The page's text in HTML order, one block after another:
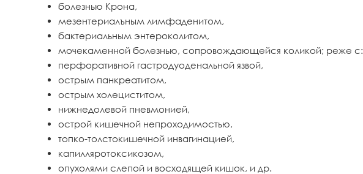
болезнью Крона,
мезентериалъным лимфаденитом,
бактериальным энтероколитом,
мочекаменной болезнью, сопровождающейся коликой; реже с:
перфоративной гастродуоденальной язвой,
острым панкреатитом,
острым холециститом,
нижнедолевой пневмонией,
острой кишечной непроходимостью,
топко-толстокишечной инвагинацией,
капилляротоксикозом,
опухолями слепой и восходящей кишок, и др.